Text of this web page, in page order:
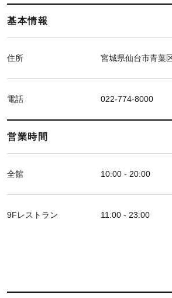
基本情報
住所 宮城県仙台市青葉
電話 022-774-8000
営業時間
全館 10:00 - 20:00
9Fレストラン 11:00 - 23:00